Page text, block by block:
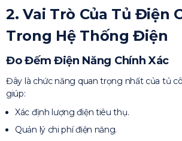
2. Vai Trò Của Tủ Điện
Trong Hệ Thống Điện
Đo Đếm Điện Năng Chính Xác
Đây là chức năng quan trọng nhất của tủ
giúp:
Xác định lượng điện tiêu thụ.
Quản lý chi phí điện năng.